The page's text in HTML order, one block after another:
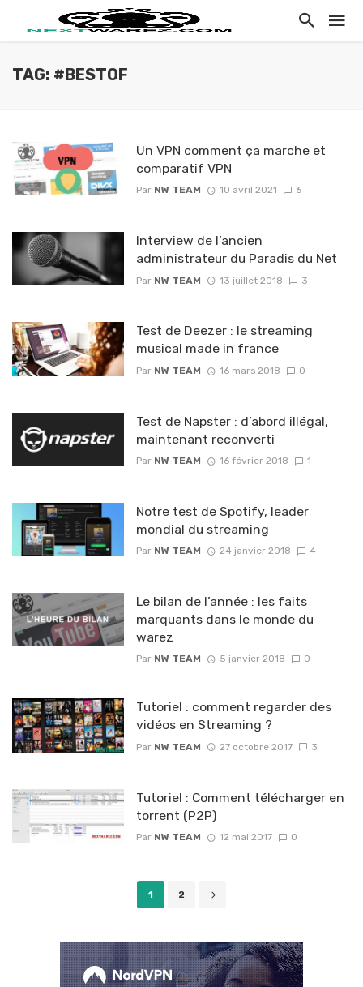
TAG: #BESTOF
Un VPN comment ça marche et
comparatif VPN
Par NW TEAM 10 avril 2021 6
Interview de l’ancien
administrateur du Paradis du Net
Par NW TEAM 13 juillet 2018 3
Test de Deezer : le streaming
musical made in france
Par NW TEAM 16 mars 2018 0
Test de Napster : d’abord illégal,
maintenant reconverti
Par NW TEAM 16 février 2018 1
Notre test de Spotify, leader
mondial du streaming
Par NW TEAM 24 janvier 2018 4
Le bilan de l’année : les faits
marquants dans le monde du
warez
Par NW TEAM 5 janvier 2018 0
Tutoriel : comment regarder des
vidéos en Streaming ?
Par NW TEAM 27 octobre 2017 3
Tutoriel : Comment télécharger en
torrent (P2P)
Par NW TEAM 12 mai 2017 0
1 2